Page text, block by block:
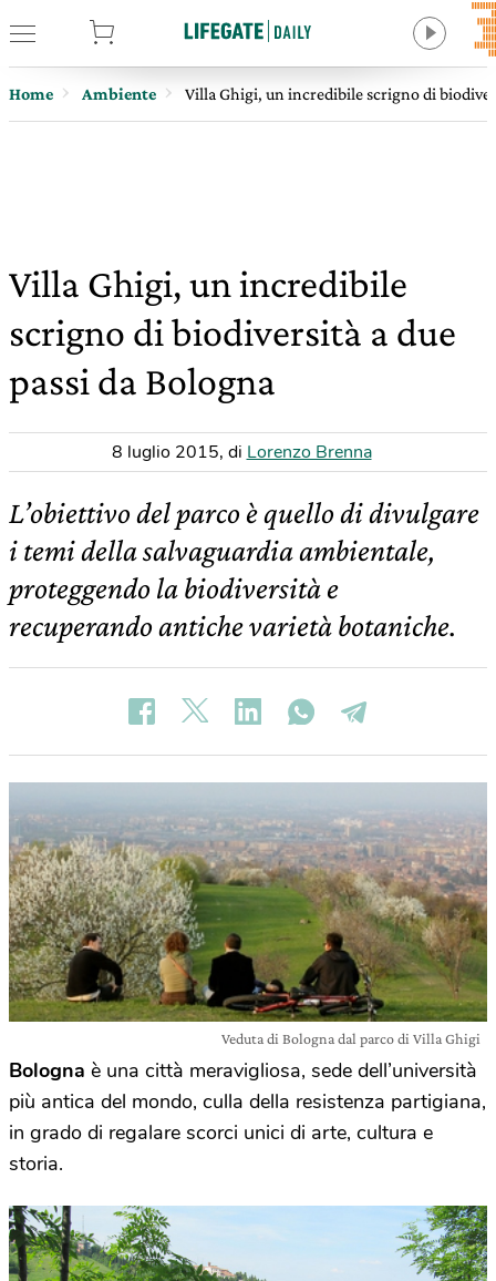
Home Ambiente Villa Ghigi, un incredibile scrigno di
Villa Ghigi, un incredibile
scrigno di biodiversità a due
passi da Bologna
8 luglio 2015, di Lorenzo Brenna
L’obiettivo del parco è quello di divulgare
i temi della salvaguardia ambientale,
proteggendo la biodiversità e
recuperando antiche varietà botaniche.
Veduta di Bologna dal parco di Villa Ghigi
Bologna è una città meravigliosa, sede dell’università
più antica del mondo, culla della resistenza partigiana,
in grado di regalare scorci unici di arte, cultura e
storia.